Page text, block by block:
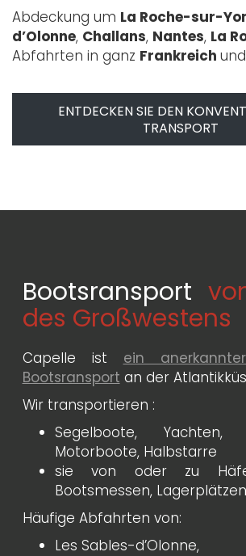
Abdeckung um La Roche-sur-
d’Olonne, Challans, Nantes, La
Abfahrten in ganz Frankreich und
ENTDECKEN SIE DEN
TRANSPORT
Bootsransport
des Großwestens
Capelle ist ein
Bootsransport an der
Wir transportieren :
Segelboote, Yachten,
Motorboote, Halbstarre
sie von oder zu
Bootsmessen, Lagerplätzen
Häufige Abfahrten von:
Les Sables-d’Olonne,